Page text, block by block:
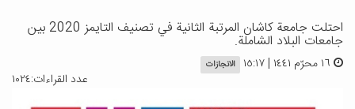
احتلت جامعة كاشان المرتبة الثانية في تصنيف التايمز 2020 بين
جامعات البلاد الشاملة.
الانجازات
عدد القراءات:١٠٢٤